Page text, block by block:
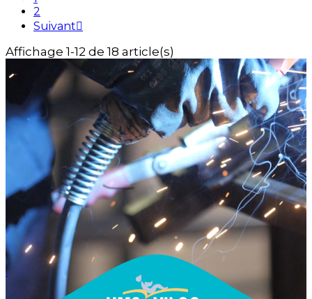
2
Suivant
Affichage 1-12 de 18 article(s)